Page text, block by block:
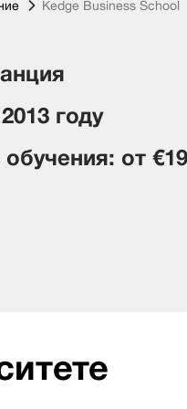
Kedge Business School
году
от